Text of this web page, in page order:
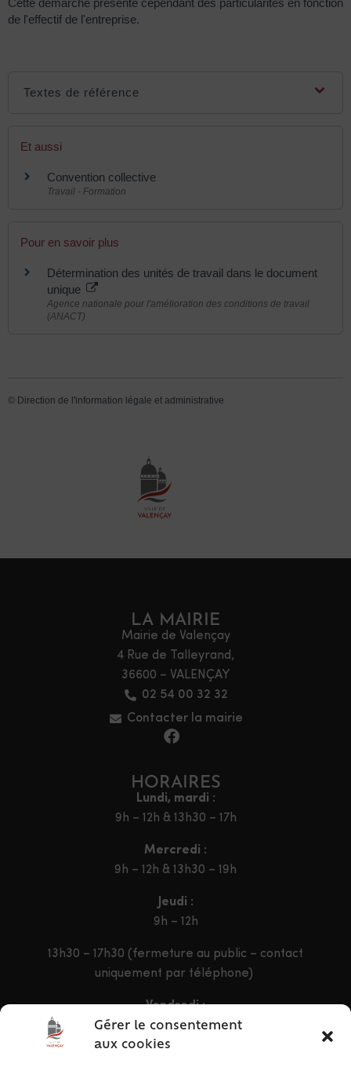
Gérer le consentement
aux cookies
de l'effectif de l'entreprise.
Textes de référence
Et aussi
Convention collective
Travail - Formation
Pour en savoir plus
Détermination des unités de travail dans le document
unique
Agence nationale pour l'amélioration des conditions de travail
(ANACT)
© Direction de l'information légale et administrative
LA MAIRIE
Mairie de Valençay
4 Rue de Talleyrand,
36600 – VALENÇAY
02 54 00 32 32
Contacter la mairie
HORAIRES
Lundi, mardi :
9h – 12h & 13h30 – 17h
Mercredi :
9h – 12h & 13h30 – 19h
Jeudi :
9h – 12h
13h30 – 17h30 (fermeture au public – contact
uniquement par téléphone)
Vendredi :
9h – 12h & 13h30 – 16h30